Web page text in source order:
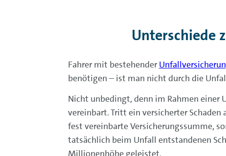
Unterschiede
Fahrer mit bestehender
benötigen – ist man nicht durch die
Nicht unbedingt, denn im Rahmen einer
vereinbart. Tritt ein versicherter
fest vereinbarte Versicherungssumme,
tatsächlich beim Unfall entstandenen
Millionenhöhe geleistet.